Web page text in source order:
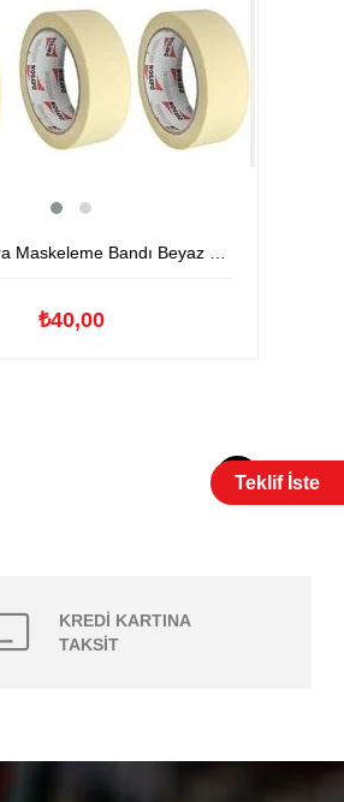
Teklif İste
Bandı Beyaz 35 Mtr
₺40,00
1
KREDİ KARTINA
TAKSİT